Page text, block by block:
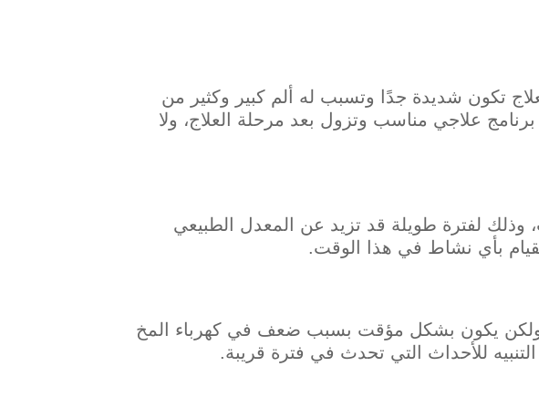
تكون شديدة جدًا وتسبب له ألم كبير وكثير من
برنامج علاجي مناسب وتزول بعد مرحلة العلاج، ولا
وذلك لفترة طويلة قد تزيد عن المعدل الطبيعي
بأي نشاط في هذا الوقت.
ولكن يكون بشكل مؤقت بسبب ضعف في كهرباء المخ
للأحداث التي تحدث في فترة قريبة.